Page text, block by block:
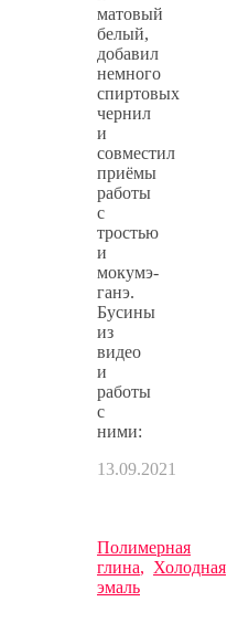
матовый
белый,
добавил
немного
спиртовых
чернил
и
совместил
приёмы
работы
с
тростью
и
мокумэ-
ганэ.
Бусины
из
видео
и
работы
с
ними:
13.09.2021
Полимерная
глина, Холодная
эмаль